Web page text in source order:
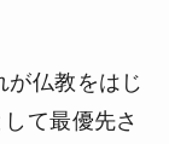
が仏教をはじ
て最優先さ